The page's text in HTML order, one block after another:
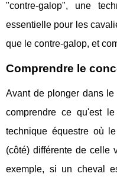
"contre-galop", une
essentielle pour les
que le contre-galop, et
Comprendre le
Avant de plonger dans
comprendre ce qu'est
technique équestre où
(côté) différente de celle
exemple, si un cheval